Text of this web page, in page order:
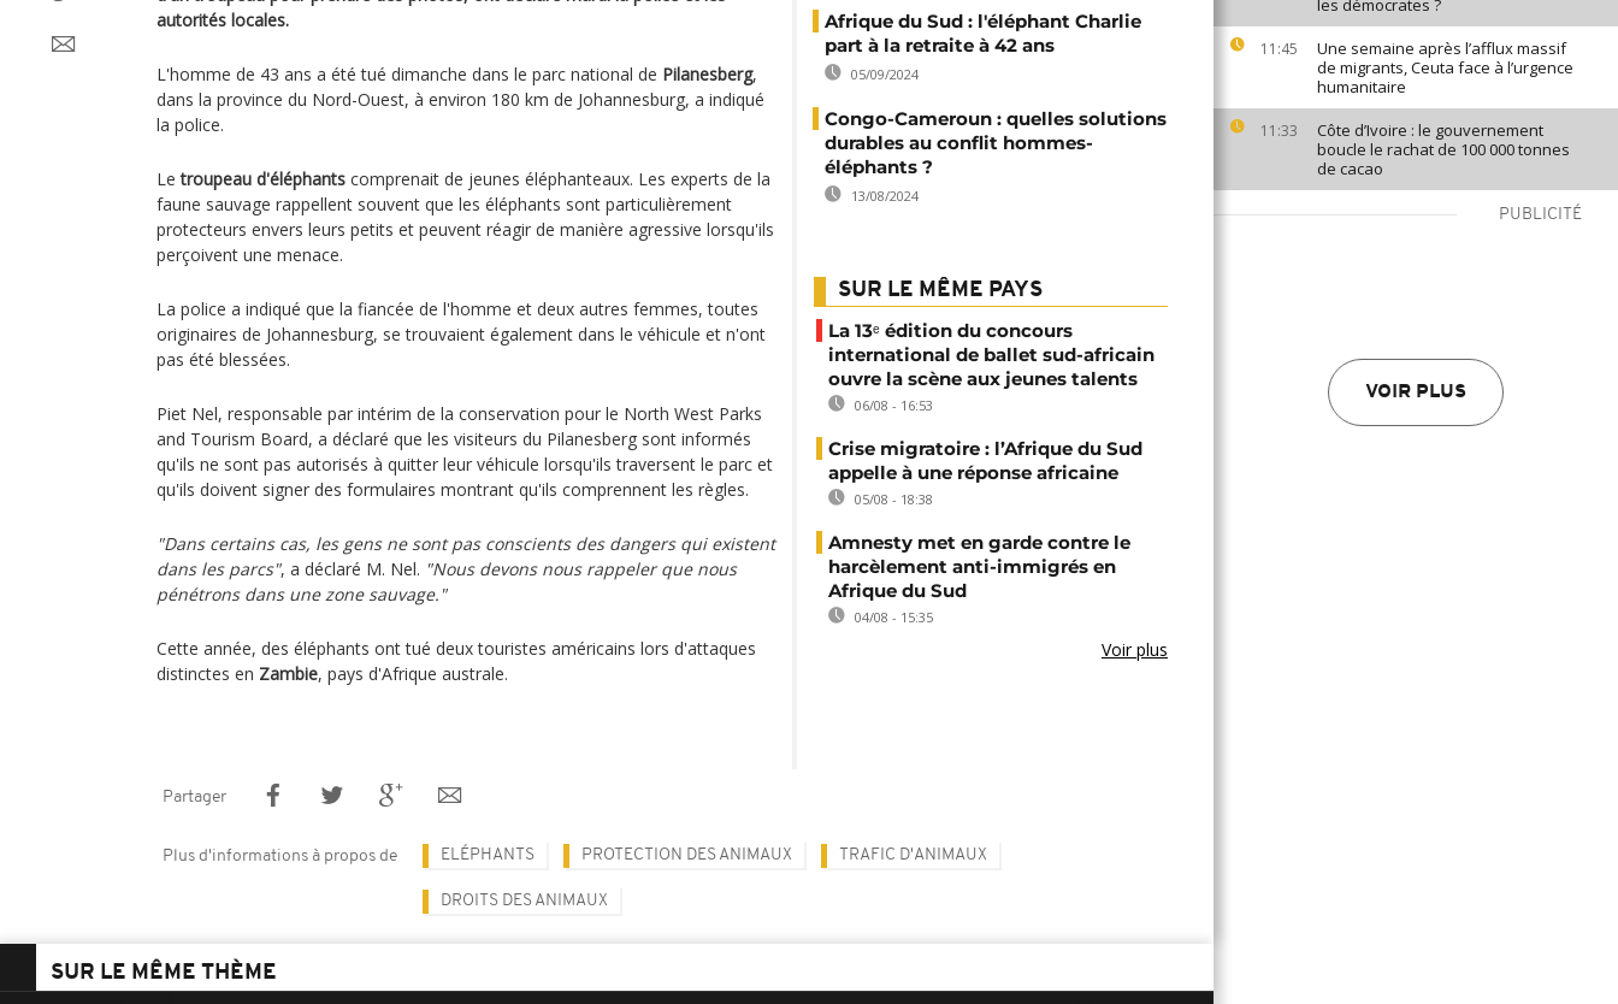
les démocrates ?
11:45
Une semaine après l’afflux massif
de migrants, Ceuta face à l’urgence
humanitaire
11:33
Côte d’Ivoire : le gouvernement
boucle le rachat de 100 000 tonnes
de cacao
PUBLICITÉ
VOIR PLUS
autorités locales.
L'homme de 43 ans a été tué dimanche dans le parc national de Pilanesberg,
dans la province du Nord-Ouest, à environ 180 km de Johannesburg, a indiqué
la police.
Letroupeau d'éléphants comprenait de jeunes éléphanteaux. Les experts de la
faune sauvage rappellent souvent que les éléphants sont particulièrement
protecteurs envers leurs petits et peuvent réagir de manière agressive lorsqu'ils
perçoivent une menace.
La police a indiqué que la fiancée de l'homme et deux autres femmes, toutes
originaires de Johannesburg, se trouvaient également dans le véhicule et n'ont
pas été blessées.
Piet Nel, responsable par intérim de la conservation pour le North West Parks
and Tourism Board, a déclaré que les visiteurs du Pilanesberg sont informés
qu'ils ne sont pas autorisés à quitter leur véhicule lorsqu'ils traversent le parc et
qu'ils doivent signer des formulaires montrant qu'ils comprennent les règles.
"Dans certains cas, les gens ne sont pas conscients des dangers qui existent
dans les parcs", a déclaré M. Nel. "Nous devons nous rappeler que nous
pénétrons dans une zone sauvage."
Cette année, des éléphants ont tué deux touristes américains lors d'attaques
distinctes en Zambie, pays d'Afrique australe.
Afrique du Sud : l'éléphant Charlie
part à la retraite à 42 ans
05/09/2024
Congo-Cameroun : quelles solutions
durables au conflit hommes-
éléphants ?
13/08/2024
SUR LE MÊME PAYS
La 13ᵉ édition du concours
international de ballet sud-africain
ouvre la scène aux jeunes talents
06/08 - 16:53
Crise migratoire : l’Afrique du Sud
appelle à une réponse africaine
05/08 - 18:38
Amnesty met en garde contre le
harcèlement anti-immigrés en
Afrique du Sud
04/08 - 15:35
Voir plus
Partager
Plus d'informations à propos de ELÉPHANTS PROTECTION DES ANIMAUX TRAFIC D'ANIMAUX
DROITS DES ANIMAUX
SUR LE MÊME THÈME